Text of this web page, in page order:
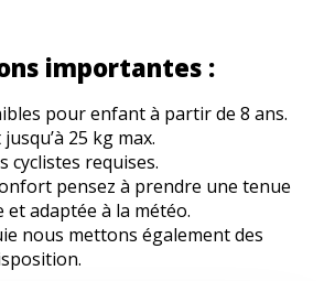
importantes :
pour enfant à partir de 8 ans.
25 kg max.
cyclistes requises.
pensez à prendre une tenue
et adaptée à la météo.
nous mettons également des